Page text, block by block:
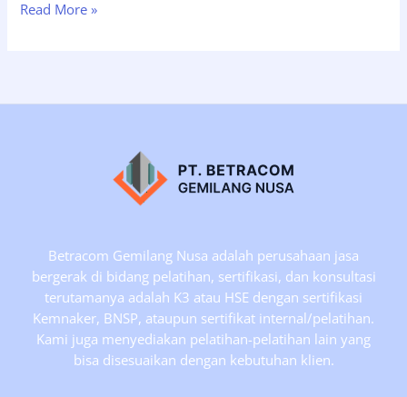
Siap
Read More »
Betracom Gemilang Nusa adalah perusahaan jasa
bergerak di bidang pelatihan, sertifikasi, dan konsultasi
terutamanya adalah K3 atau HSE dengan sertifikasi
Kemnaker, BNSP, ataupun sertifikat internal/pelatihan.
Kami juga menyediakan pelatihan-pelatihan lain yang
bisa disesuaikan dengan kebutuhan klien.